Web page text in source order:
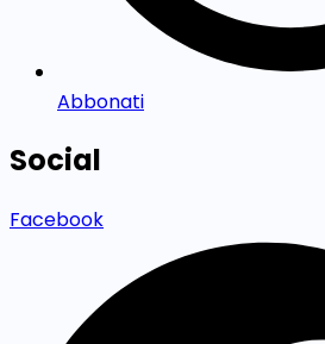
Abbonati
Social
Facebook